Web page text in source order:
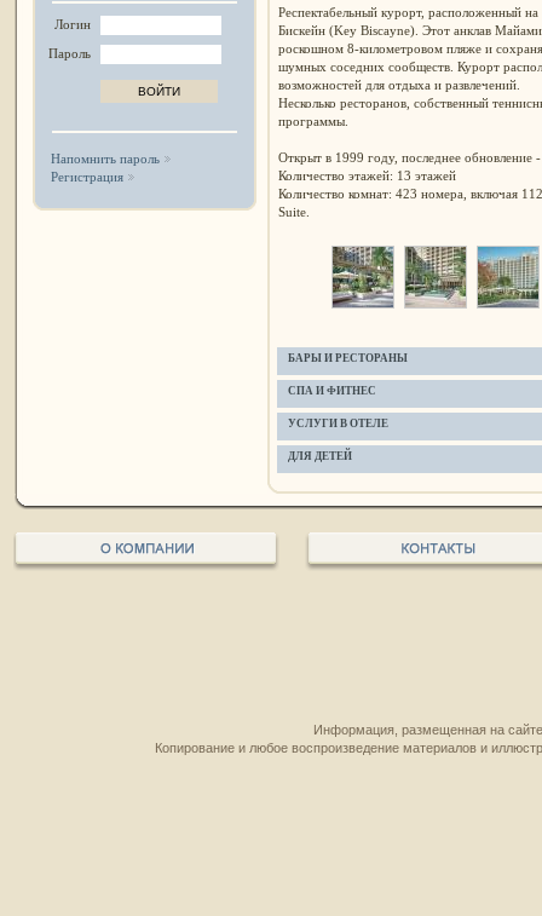
Логин
Пароль
Напомнить пароль
Регистрация
Респектабельный курорт, расположенный
Бискейн (Key Biscayne). Этот анклав
роскошном 8-километровом пляже и
шумных соседних сообществ. Курорт
возможностей для отдыха и развлечений.
Несколько ресторанов, собственный
программы.
Открыт в 1999 году, последнее обновление
Количество этажей: 13 этажей
Количество комнат: 423 номера, включая
Suite.
БАРЫ И РЕСТОРАНЫ
СПА И ФИТНЕС
УСЛУГИ В ОТЕЛЕ
ДЛЯ ДЕТЕЙ
Информация, размещенная на
Копирование и любое воспроизведение материалов и